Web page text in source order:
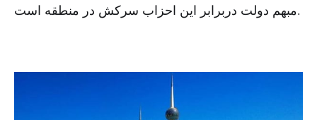
مبهم دولت دربرابر این احزاب سرکش در منطقه است.